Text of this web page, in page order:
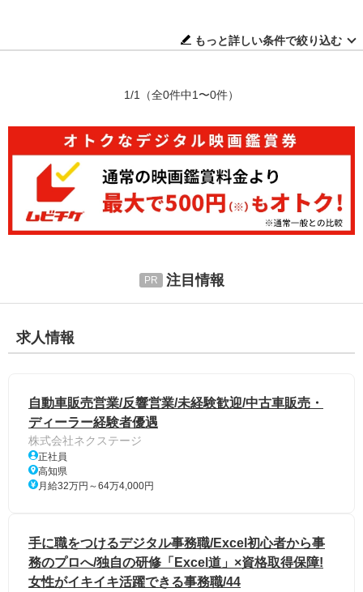
もっと詳しい条件で絞り込む
1/1 （全0件中1〜0件）
注目情報
求人情報
自動車販売営業/反響営業/未経験歓迎/中古車販売・
ディーラー経験者優遇
株式会社ネクステージ
正社員
高知県
月給32万円～64万4,000円
手に職をつけるデジタル事務職/Excel初心者から事
務のプロへ/独自の研修「Excel道」×資格取得保障!
女性がイキイキ活躍できる事務職/44